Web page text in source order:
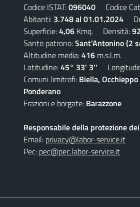
Codice ISTAT:096040 Codice
Abitanti: 3.748 al 01.01.2024
Superficie:4,06 Kmq. Densità:
Santo patrono:Sant'Antonino (2
Altitudine media:416 m.s.l.m.
Latitudine:45° 33' 3''
Comuni limitrofi: Biella,
Ponderano
Frazioni e borgate: Barazzone
Responsabile della protezione
Email: privacy@labor-service.it
Pec: pec@pec.labor-service.it